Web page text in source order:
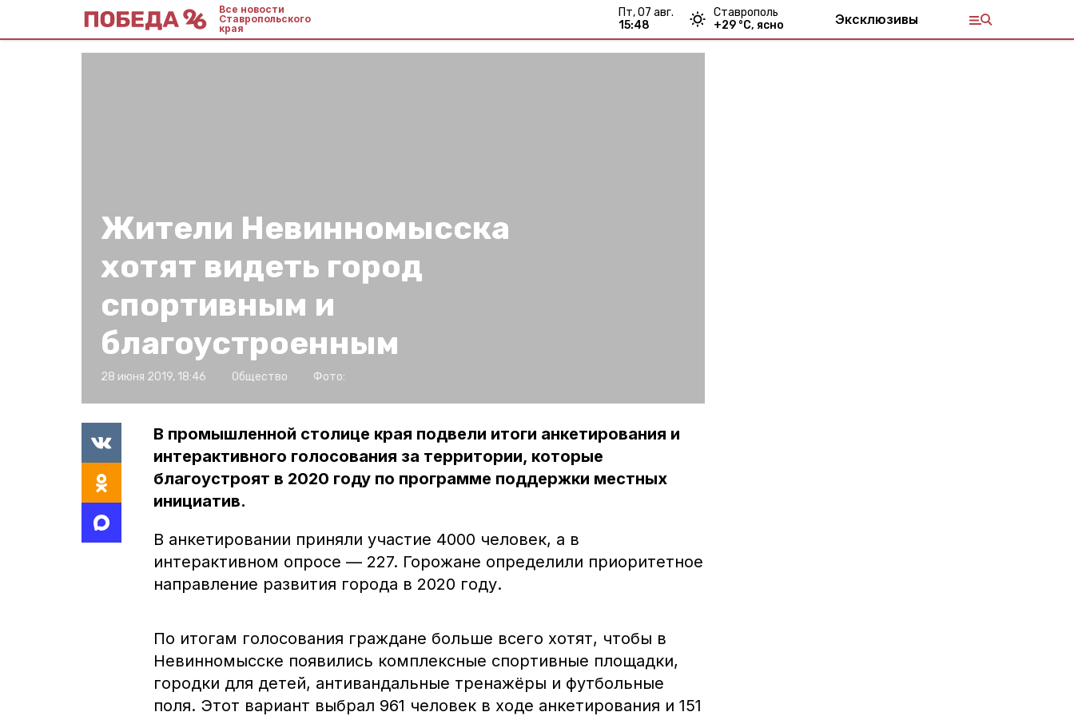
Все новости
Ставропольского
края
пт, 07 авг.
15:48
Ставрополь
+29 °С, ясно Эксклюзивы
Жители Невинномысска
хотят видеть город
спортивным и
благоустроенным
28 июня 2019, 18:46 Общество Фото:
В промышленной столице края подвели итоги анкетирования и
интерактивного голосования за территории, которые
благоустроят в 2020 году по программе поддержки местных
инициатив.
В анкетировании приняли участие 4000 человек, а в
интерактивном опросе — 227. Горожане определили приоритетное
направление развития города в 2020 году.
По итогам голосования граждане больше всего хотят, чтобы в
Невинномысске появились комплексные спортивные площадки,
городки для детей, антивандальные тренажёры и футбольные
поля. Этот вариант выбрал 961 человек в ходе анкетирования и 151